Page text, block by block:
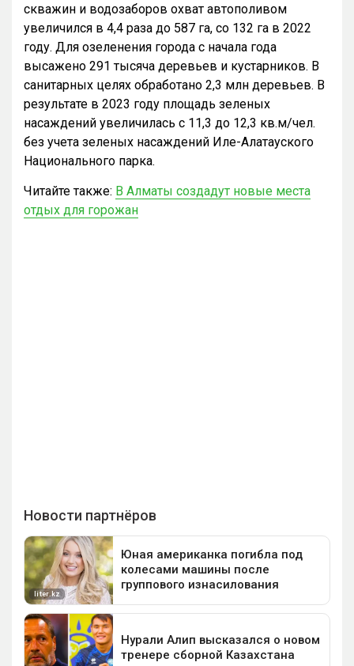
скважин и водозаборов охват автополивом
увеличился в 4,4 раза до 587 га, со 132 га в 2022
году. Для озеленения города с начала года
высажено 291 тысяча деревьев и кустарников. В
санитарных целях обработано 2,3 млн деревьев. В
результате в 2023 году площадь зеленых
насаждений увеличилась с 11,3 до 12,3 кв.м/чел.
без учета зеленых насаждений Иле-Алатауского
Национального парка.
Читайте также: В Алматы создадут новые места
отдых для горожан